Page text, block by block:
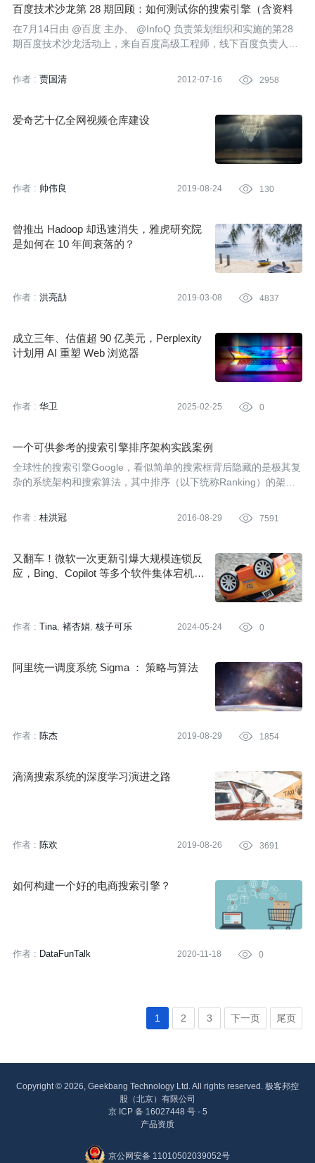
百度技术沙龙第 28 期回顾：如何测试你的搜索引擎（含资料
下载）
在7月14日由 @百度 主办、 @InfoQ 负责策划组织和实施的第28
期百度技术沙龙活动上，来自百度高级工程师，线下百度负责人杨
关于搜索引擎系统的测试方法、常见问题以及相关的案例，话题涉
及“大型搜索引擎的系统测试方法及案例分享”，以及“搜索引擎测试
顾，同时提供相关资料的下载。
作者 : 贾国清 2012-07-16  2958
爱奇艺十亿全网视频仓库建设
作者 : 帅伟良 2019-08-24  130
曾推出 Hadoop 却迅速消失，雅虎研究院
是如何在 10 年间衰落的？
作者 : 洪亮劼 2019-03-08  4837
成立三年、估值超 90 亿美元，Perplexity
计划用 AI 重塑 Web 浏览器
作者 : 华卫 2025-02-25  0
一个可供参考的搜索引擎排序架构实践案例
全球性的搜索引擎Google，看似简单的搜索框背后隐藏的是极其复
杂的系统架构和搜索算法，其中排序（以下统称Ranking）的架构
索排序而一举击败众多竞争对手。本文将介绍有关搜索引擎排序的
作者 : 桂洪冠 2016-08-29  7591
又翻车！微软一次更新引爆大规模连锁反
应，Bing、Copilot 等多个软件集体宕机五
作者 : Tina 褚杏娟 核子可乐 2024-05-24  0
阿里统一调度系统 Sigma ： 策略与算法
作者 : 陈杰 2019-08-29  1854
滴滴搜索系统的深度学习演进之路
作者 : 陈欢 2019-08-26  3691
如何构建一个好的电商搜索引擎？
作者 : DataFunTalk 2020-11-18  0
1 2 3 下一页 尾页
Copyright © 2026, Geekbang Technology Ltd. All rights reserved. 极客邦控
股（北京）有限公司
京 ICP 备 16027448 号 - 5
产品资质
京公网安备 11010502039052号